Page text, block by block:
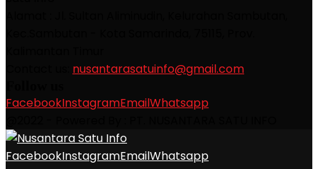
nusantarasatuinfo@gmail.com
FacebookInstagramEmailWhatsapp
FacebookInstagramEmailWhatsapp